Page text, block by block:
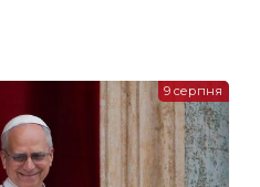
9 серпня